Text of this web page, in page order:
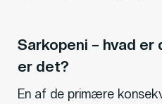
Sarkopeni – hvad
er det?
En af de primære